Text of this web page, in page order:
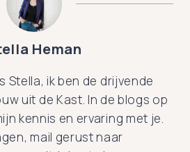
Heman
Stella, ik ben de drijvende
uit de Kast. In de blogs op
kennis en ervaring met je.
mail gerust naar